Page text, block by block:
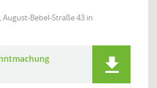
Bebel-Straße 43 in